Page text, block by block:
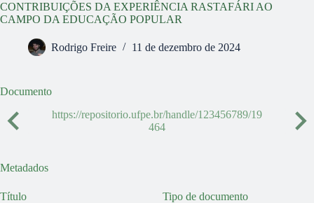
CONTRIBUIÇÕES DA EXPERIÊNCIA RASTAFÁRI AO
CAMPO DA EDUCAÇÃO POPULAR
Rodrigo Freire 11 de dezembro de 2024
Documento
https://repositorio.ufpe.br/handle/123456789/19
464
Metadados
Título Tipo de documento